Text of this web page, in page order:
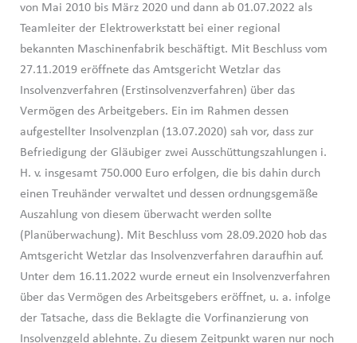
von Mai 2010 bis März 2020 und dann ab 01.07.2022 als
Teamleiter der Elektrowerkstatt bei einer regional
bekannten Maschinenfabrik beschäftigt. Mit Beschluss vom
27.11.2019 eröffnete das Amtsgericht Wetzlar das
Insolvenzverfahren (Erstinsolvenzverfahren) über das
Vermögen des Arbeitgebers. Ein im Rahmen dessen
aufgestellter Insolvenzplan (13.07.2020) sah vor, dass zur
Befriedigung der Gläubiger zwei Ausschüttungszahlungen i.
H. v. insgesamt 750.000 Euro erfolgen, die bis dahin durch
einen Treuhänder verwaltet und dessen ordnungsgemäße
Auszahlung von diesem überwacht werden sollte
(Planüberwachung). Mit Beschluss vom 28.09.2020 hob das
Amtsgericht Wetzlar das Insolvenzverfahren daraufhin auf.
Unter dem 16.11.2022 wurde erneut ein Insolvenzverfahren
über das Vermögen des Arbeitsgebers eröffnet, u. a. infolge
der Tatsache, dass die Beklagte die Vorfinanzierung von
Insolvenzgeld ablehnte. Zu diesem Zeitpunkt waren nur noch